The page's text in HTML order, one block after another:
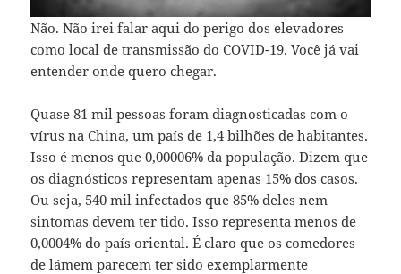
Não. Não irei falar aqui do perigo dos elevadores
como local de transmissão do COVID-19. Você já vai
entender onde quero chegar.
Quase 81 mil pessoas foram diagnosticadas com o
vírus na China, um país de 1,4 bilhões de habitantes.
Isso é menos que 0,00006% da população. Dizem que
os diagnósticos representam apenas 15% dos casos.
Ou seja, 540 mil infectados que 85% deles nem
sintomas devem ter tido. Isso representa menos de
0,0004% do país oriental. É claro que os comedores
de lámem parecem ter sido exemplarmente